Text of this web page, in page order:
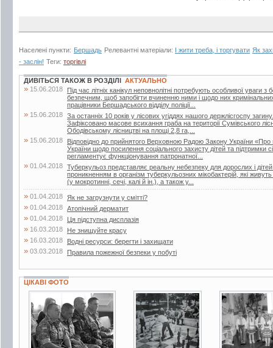
Населені пункти: Бершадь Релевантні матеріали: І жити треба, і торгувати Як
- заслін! Теги: торгівлі
ДИВІТЬСЯ ТАКОЖ В РОЗДІЛІ АКТУАЛЬНО
» 15.06.2018
Під час літніх канікул неповнолітні потребують особливої уваги
безпечним, щоб запобігти вчиненню ними і щодо них
працівники Бершадського відділу поліції...
» 15.06.2018 За останніх 10 років у лісових угіддях нашого держлісгоспу
Зафіксовано масове всихання граба на території Сумівського
Ободівському лісництві на площі 2,8 га,...
» 15.06.2018
Відповідно до прийнятого Верховною Радою Закону України «Про
України щодо посилення соціального захисту дітей та підтримки
регламентує функціонування патронатної...
» 01.04.2018 Туберкульоз представляє реальну небезпеку для дорослих і
проникненням в організм туберкульозних мікобактерій, які
(у мокротинні, сечі, калі й ін.), а також у...
» 01.04.2018 Як не загрузнути у смітті?
» 01.04.2018 Атопічний дерматит
» 01.04.2018 Ця підступна дисплазія
» 16.03.2018 Не знищуйте красу
» 16.03.2018 Водні ресурси: берегти і захищати
» 03.03.2018 Правила пожежної безпеки у побуті
ЦІКАВІ ФОТО
2 фото 17 фото 2 фото